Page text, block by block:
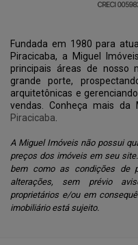
Fundada em 1980 para
Piracicaba, a Miguel
principais áreas de nosso
grande porte,
arquitetônicas e
vendas. Conheça mais da
Piracicaba
A Miguel Imóveis não possui
preços dos imóveis em seu
bem como as condições de
alterações, sem prévio
proprietários e/ou em
imobiliário está sujeito.